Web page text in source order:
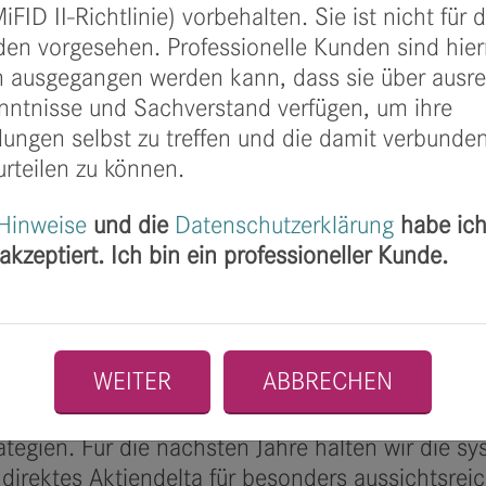
II-Richtlinie) vorbehalten. Sie ist nicht für
vorgesehen. Professionelle Kunden sind
ausgegangen werden kann, dass sie über
und Sachverstand verfügen, um ihre
selbst zu treffen und die damit
zu können.
und die Datenschutzerklärung habe
Ich bin ein professioneller Kunde.
WEITER ABBRECHEN
systematischen Vereinnahmung der
Tail-Risikomanagement für die
Das Team von finccam, welches
zu einem großen Erfolg
und der laufenden Weiterentwicklung der
des (Short-) Volatilitätsmanagements in
unserer Investoren! Das Fondswachstum
sinnvoller Portfoliobaustein wahrgenommen
ein sehr attraktives Rendite- und
zu komplettieren und robuster zu
Premium Strategie eignet sich
steigende Volatilitäten nach
Für die nächsten Jahre halten wir die
Aktiendelta für besonders